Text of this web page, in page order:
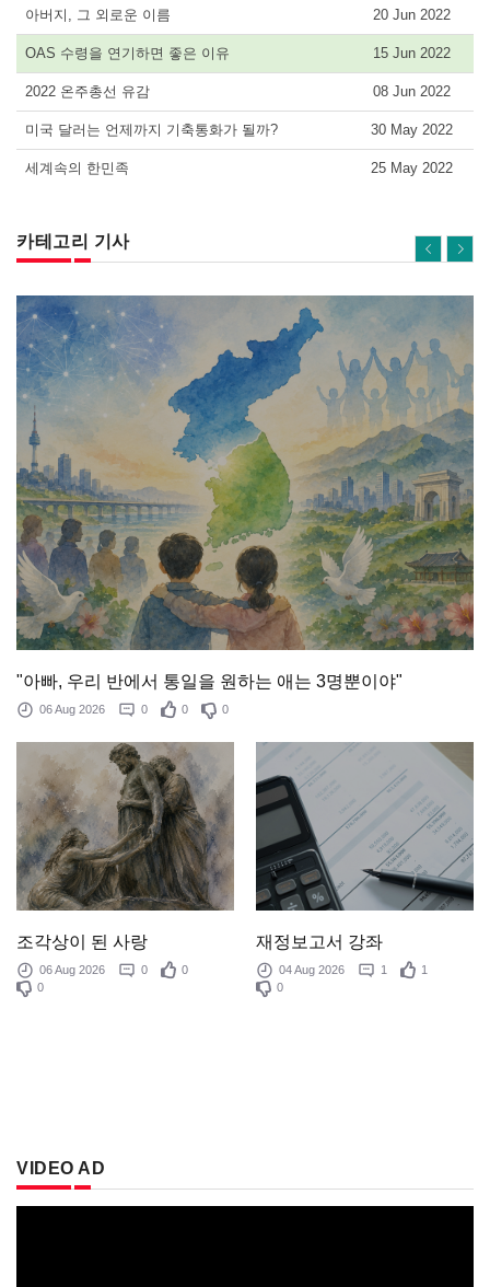
아버지, 그 외로운 이름 20 Jun 2022
OAS 수령을 연기하면 좋은 이유 15 Jun 2022
2022 온주총선 유감 08 Jun 2022
미국 달러는 언제까지 기축통화가 될까? 30 May 2022
세계속의 한민족 25 May 2022
카테고리 기사
"아빠, 우리 반에서 통일을 원하는 애는 3명뿐이야"
06 Aug 2026 0 0 0
조각상이 된 사랑
06 Aug 2026 0
0
0
재정보고서 강좌
04 Aug 2026 1
1
0
VIDEO AD